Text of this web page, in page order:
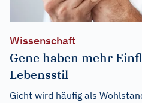
Wissenschaft
Gene haben mehr
Lebensstil
Gicht wird häufig als